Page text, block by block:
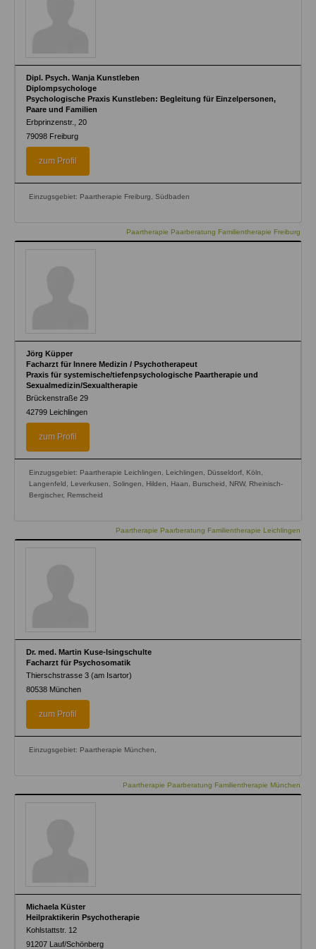
Dipl. Psych. Wanja Kunstleben
Diplompsychologe
Psychologische Praxis Kunstleben: Begleitung für Einzelpersonen,
Paare und Familien
Erbprinzenstr., 20
79098 Freiburg
zum Profil
Einzugsgebiet: Paartherapie Freiburg, Südbaden
Paartherapie Paarberatung Familientherapie Freiburg
Jörg Küpper
Facharzt für Innere Medizin / Psychotherapeut
Praxis für systemische/tiefenpsychologische Paartherapie und
Sexualmedizin/Sexualtherapie
Brückenstraße 29
42799 Leichlingen
zum Profil
Einzugsgebiet: Paartherapie Leichlingen, Leichlingen, Düsseldorf, Köln,
Langenfeld, Leverkusen, Solingen, Hilden, Haan, Burscheid, NRW, Rheinisch-
Bergischer, Remscheid
Paartherapie Paarberatung Familientherapie Leichlingen
Dr. med. Martin Kuse-Isingschulte
Facharzt für Psychosomatik
Thierschstrasse 3 (am Isartor)
80538 München
zum Profil
Einzugsgebiet: Paartherapie München,
Paartherapie Paarberatung Familientherapie München
Michaela Küster
Heilpraktikerin Psychotherapie
Kohlstattstr. 12
91207 Lauf/Schönberg